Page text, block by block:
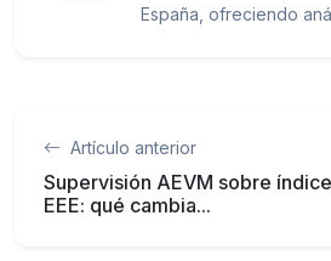
España, ofreciendo
Artículo anterior
Supervisión AEVM sobre
EEE: qué cambia...